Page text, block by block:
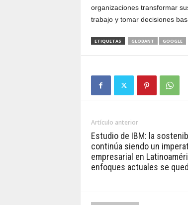
organizaciones transformar
trabajo y tomar decisiones
ETIQUETAS GLOBANT GOOGLE
Artículo anterior
Estudio de IBM: la
continúa siendo un
empresarial en
enfoques actuales se